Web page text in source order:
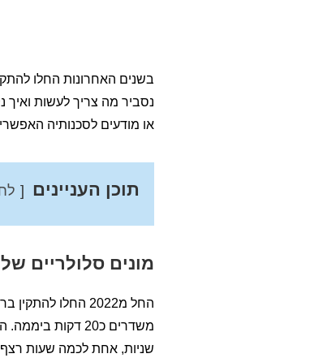
בשנים האחרונות החלו
נסביר מה צריך לעשות ואיך
או מודעים לסכנותיה
תוכן העניינים
מונים סלולריים
החל מ2022 החלו להתקין ברחבי הארץ מוני חשמל בעלי מודם סלולרי.